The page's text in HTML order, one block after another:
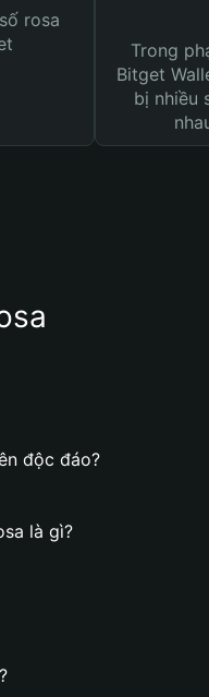
rosa
Trong
Bitget
bị nhiều
độc đáo?
là gì?